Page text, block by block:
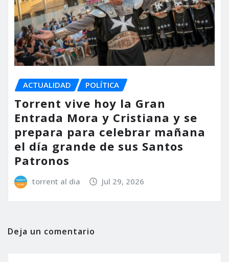
ACTUALIDAD POLÍTICA
Torrent vive hoy la Gran
Entrada Mora y Cristiana y se
prepara para celebrar mañana
el día grande de sus Santos
Patronos
torrent al dia Jul 29, 2026
Deja un comentario